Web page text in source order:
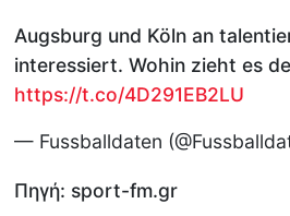
Augsburg und Köln an
interessiert. Wohin zieht es
https://t.co/4D291EB2LU
— Fussballdaten
Πηγή: sport-fm.gr